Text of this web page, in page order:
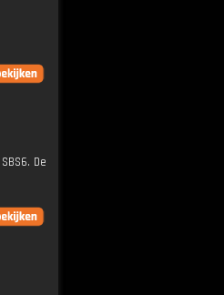
De